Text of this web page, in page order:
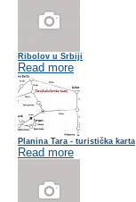
Ribolov u Srbiji
Read more
Planina Tara - turistička karta
Read more